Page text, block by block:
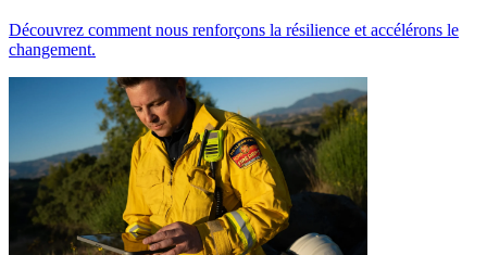
Découvrez comment nous renforçons la résilience et accélérons le
changement.